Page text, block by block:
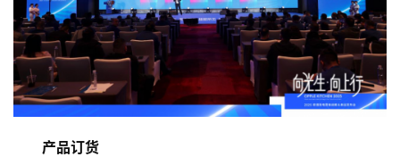
产品订货